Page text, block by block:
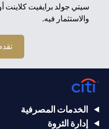
سيتي جولد برايفيت كلاينت أو
والاستثمار فيه.
تقدم الآن
الخدمات المصرفية
إدارة الثروة